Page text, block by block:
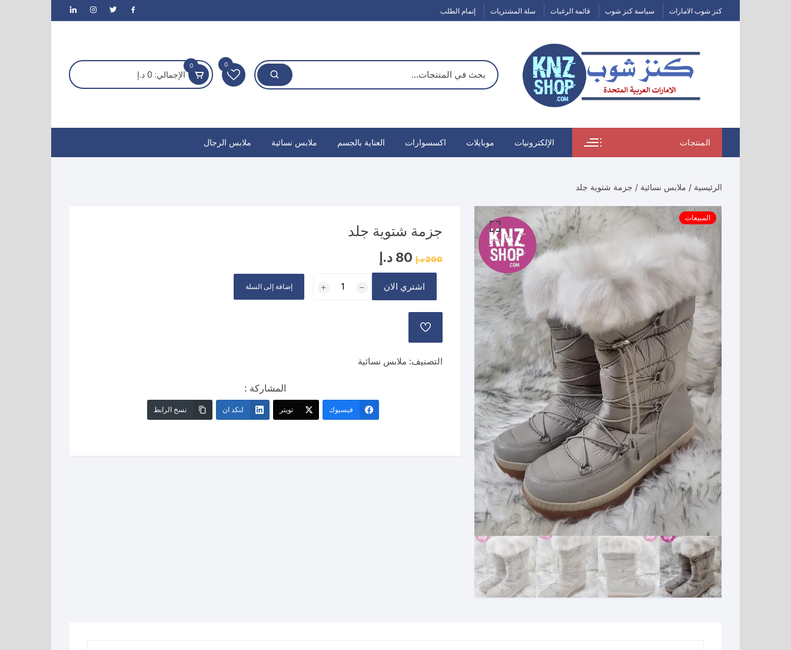
التجاوز
إلى
كنز شوب الامارات سياسة كنز شوب قائمة الرغبات سلة المشتريات إتمام الطلب
0
0
الإجمالي: 0 د.إ
المنتجات الإلكترونيات موبايلات اكسسوارات العناية بالجسم ملابس نسائية ملابس الرجال
الرئيسية / ملابس نسائية / جزمة شتوية جلد
المبيعات
جزمة شتوية جلد
200د.إ السعر
الأصلي
هو:
80 د.إ
هو:
اشتري الان إضافة إلى السلة
إضافة
قائمة
الرغبات التصنيف: ملابس نسائية
المشاركة :
فيسبوك تويتر لنكد ان نسخ الرابط